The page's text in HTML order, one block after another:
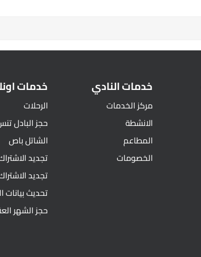
خدمات النادي
مركز الخدمات
الانشطة
المطاعم
الخصومات
خدمات
الرحلات
حجز البادل
الشاتل باص
تجديد
تجديد
تحديث بيانات
حجز الشهر